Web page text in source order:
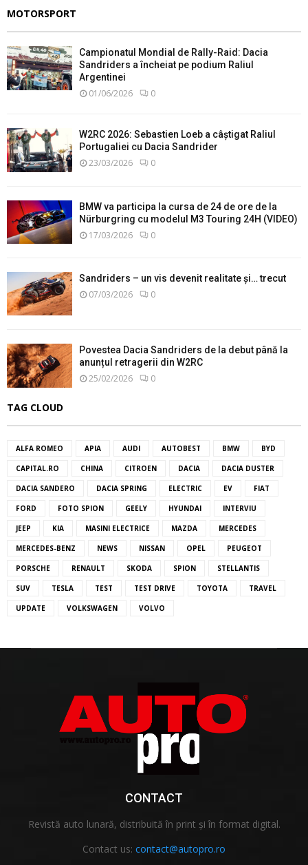
MOTORSPORT
Campionatul Mondial de Rally-Raid: Dacia
Sandriders a încheiat pe podium Raliul
Argentinei
01/06/2026 0
W2RC 2026: Sebastien Loeb a câștigat Raliul
Portugaliei cu Dacia Sandrider
23/03/2026 0
BMW va participa la cursa de 24 de ore de la
Nürburgring cu modelul M3 Touring 24H (VIDEO)
17/03/2026 0
Sandriders – un vis devenit realitate și… trecut
07/03/2026 0
Povestea Dacia Sandriders de la debut până la
anunțul retragerii din W2RC
25/02/2026 0
TAG CLOUD
ALFA ROMEO APIA AUDI AUTOBEST BMW BYD
CAPITAL.RO CHINA CITROEN DACIA DACIA DUSTER
DACIA SANDERO DACIA SPRING ELECTRIC EV FIAT
FORD FOTO SPION GEELY HYUNDAI INTERVIU
JEEP KIA MASINI ELECTRICE MAZDA MERCEDES
MERCEDES-BENZ NEWS NISSAN OPEL PEUGEOT
PORSCHE RENAULT SKODA SPION STELLANTIS
SUV TESLA TEST TEST DRIVE TOYOTA TRAVEL
UPDATE VOLKSWAGEN VOLVO
CONTACT
Revistă auto lunară, distribuită în print și în format digital.
Contact us: contact@autopro.ro